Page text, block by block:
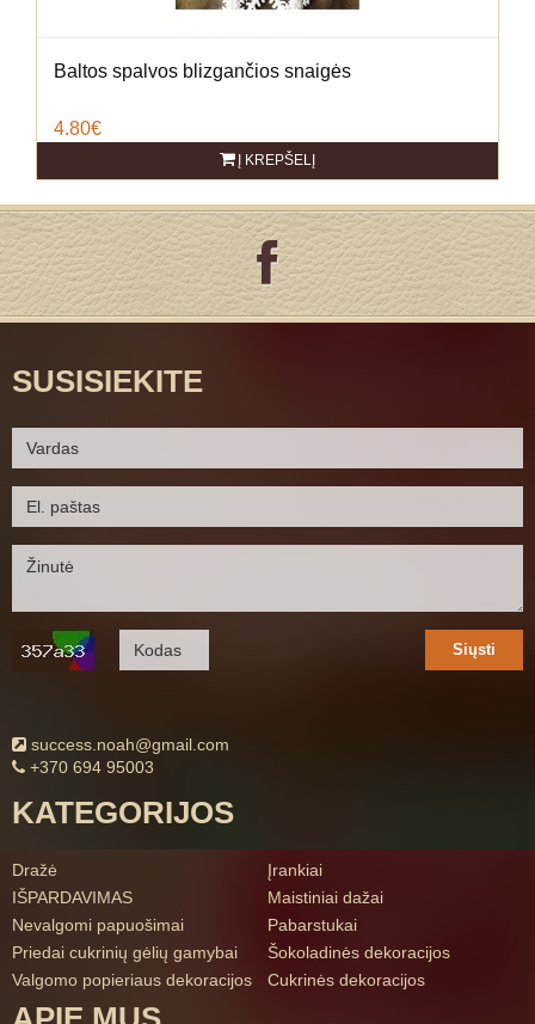
Baltos spalvos blizgančios snaigės
4.80€
Į KREPŠELĮ
SUSISIEKITE
Siųsti
success.noah@gmail.com
+370 694 95003
KATEGORIJOS
Dražė
Įrankiai
IŠPARDAVIMAS
Maistiniai dažai
Nevalgomi papuošimai
Pabarstukai
Priedai cukrinių gėlių gamybai
Šokoladinės dekoracijos
Valgomo popieriaus dekoracijos
Cukrinės dekoracijos